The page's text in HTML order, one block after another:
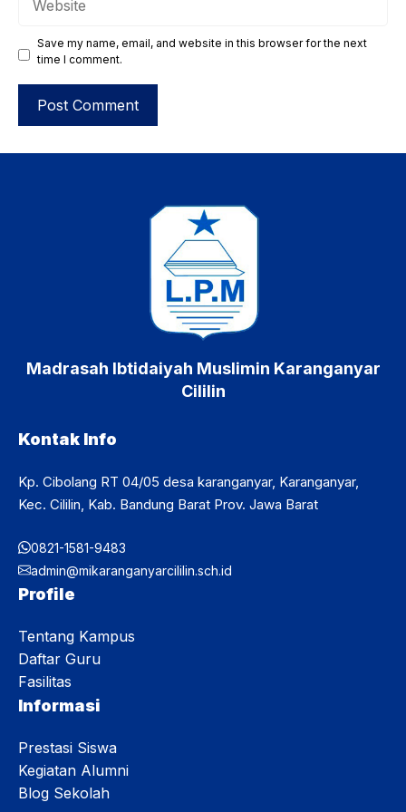
Save my name, email, and website in this browser for the next
time I comment.
Madrasah Ibtidaiyah Muslimin Karanganyar
Cililin
Kontak Info
Kp. Cibolang RT 04/05 desa karanganyar, Karanganyar,
Kec. Cililin, Kab. Bandung Barat Prov. Jawa Barat
0821-1581-9483
admin@mikaranganyarcililin.sch.id
Profile
Tentang Kampus
Daftar Guru
Fasilitas
Informasi
Prestasi Siswa
Kegiatan Alumni
Blog Sekolah